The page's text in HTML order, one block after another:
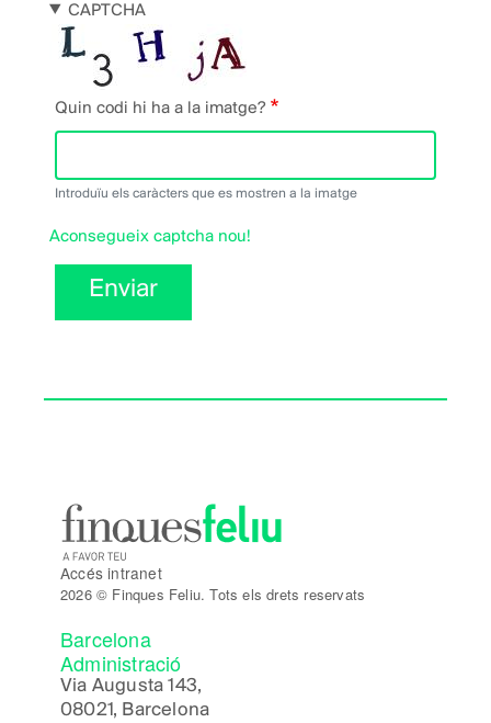
CAPTCHA
Quin codi hi ha a la imatge?
Introduïu els caràcters que es mostren a la imatge
Aconsegueix captcha nou!
Enviar
Accés intranet
2026 © Finques Feliu. Tots els drets reservats
Barcelona
Administració
Via Augusta 143,
08021, Barcelona